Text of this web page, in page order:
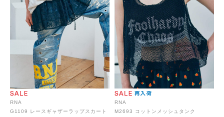
RNA
G1109 レースギャザーラップスカート
RNA
M2693 コットンメッシュタンク